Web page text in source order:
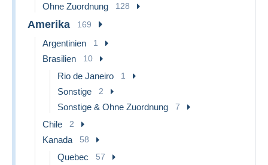
Ohne Zuordnung 128
Amerika 169
Argentinien 1
Brasilien 10
Rio de Janeiro 1
Sonstige 2
Sonstige & Ohne Zuordnung 7
Chile 2
Kanada 58
Quebec 57